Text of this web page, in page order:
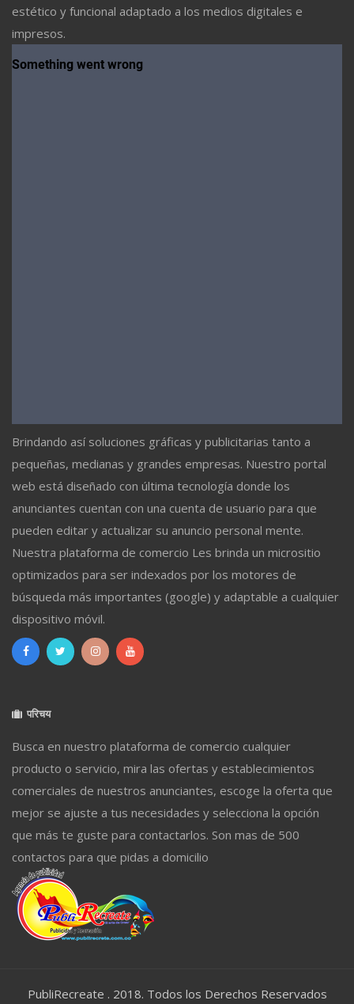
estético y funcional adaptado a los medios digitales e
impresos.
Brindando así soluciones gráficas y publicitarias tanto a
pequeñas, medianas y grandes empresas. Nuestro portal
web está diseñado con última tecnología donde los
anunciantes cuentan con una cuenta de usuario para que
pueden editar y actualizar su anuncio personal mente.
Nuestra plataforma de comercio Les brinda un micrositio
optimizados para ser indexados por los motores de
búsqueda más importantes (google) y adaptable a cualquier
dispositivo móvil.
परिचय
Busca en nuestro plataforma de comercio cualquier
producto o servicio, mira las ofertas y establecimientos
comerciales de nuestros anunciantes, escoge la oferta que
mejor se ajuste a tus necesidades y selecciona la opción
que más te guste para contactarlos. Son mas de 500
contactos para que pidas a domicilio
PubliRecreate . 2018. Todos los Derechos Reservados